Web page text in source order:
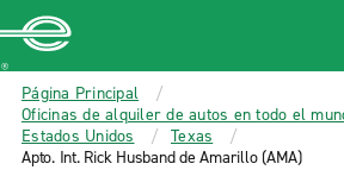
MAIN
CONTENT
Enterprise
Página Principal
Oficinas de alquiler de autos en todo el
Estados Unidos
Texas
Apto. Int. Rick Husband de Amarillo (AMA)